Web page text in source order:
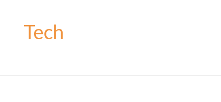
Tech